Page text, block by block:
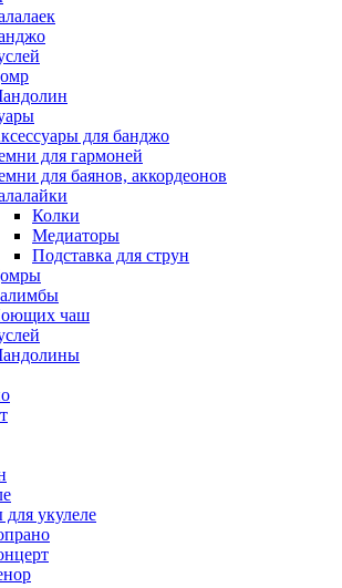
для банджо
для гармоней
для баянов, аккордеонов
Колки
Медиаторы
Подставка для струн
чаш
укулеле